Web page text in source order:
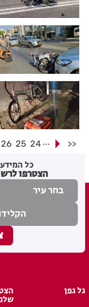
<<
...
24
25
26
כל
הצטרפו
גל גפן